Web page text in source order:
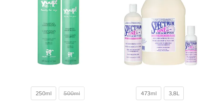
Pojemność
250ml 500ml
Pojemność
473ml 3,8L